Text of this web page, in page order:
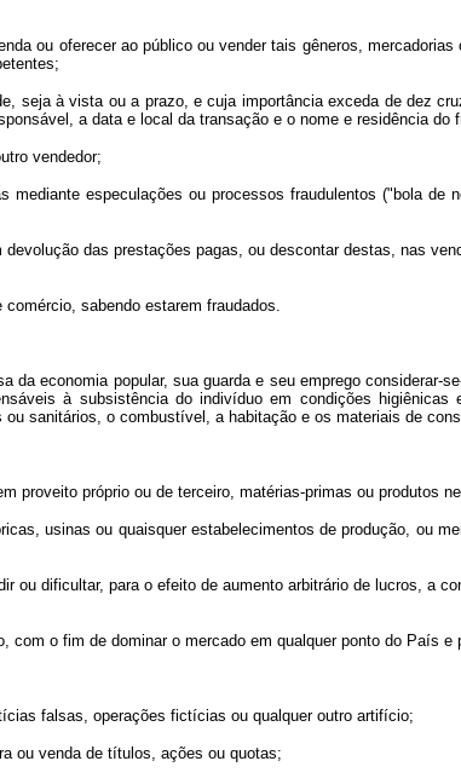
oferecer ao público ou vender tais gêneros, mercadorias
à vista ou a prazo, e cuja importância exceda de dez
a data e local da transação e o nome e residência do
vendedor;
especulações ou processos fraudulentos ("bola de
das prestações pagas, ou descontar destas, nas
sabendo estarem fraudados.
popular, sua guarda e seu emprego considerar-
à subsistência do indivíduo em condições
sanitários, o combustível, a habitação e os materiais de
próprio ou de terceiro, matérias-primas ou produtos
usinas ou quaisquer estabelecimentos de produção, ou
para o efeito de aumento arbitrário de lucros, a
o fim de dominar o mercado em qualquer ponto do País e
falsas, operações fictícias ou qualquer outro artifício;
venda de títulos, ações ou quotas;